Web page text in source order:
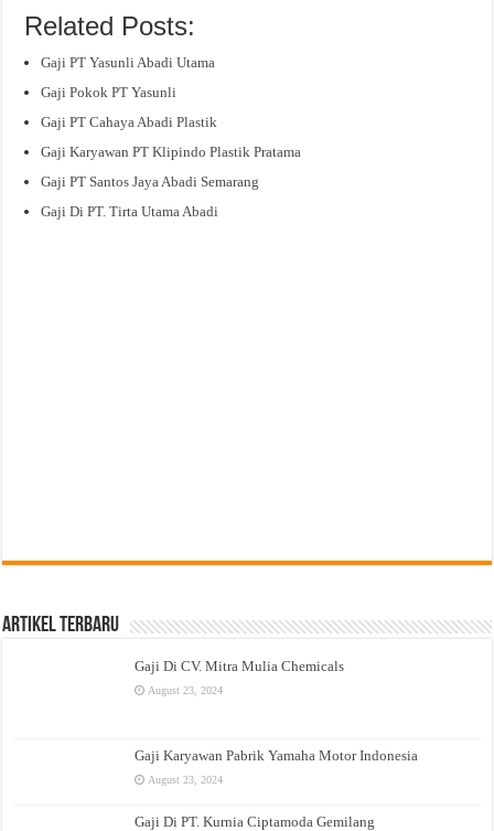
Related Posts:
Gaji PT Yasunli Abadi Utama
Gaji Pokok PT Yasunli
Gaji PT Cahaya Abadi Plastik
Gaji Karyawan PT Klipindo Plastik Pratama
Gaji PT Santos Jaya Abadi Semarang
Gaji Di PT. Tirta Utama Abadi
Artikel Terbaru
Gaji Di CV. Mitra Mulia Chemicals
August 23, 2024
Gaji Karyawan Pabrik Yamaha Motor Indonesia
August 23, 2024
Gaji Di PT. Kurnia Ciptamoda Gemilang